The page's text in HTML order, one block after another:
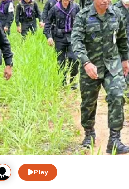
Play